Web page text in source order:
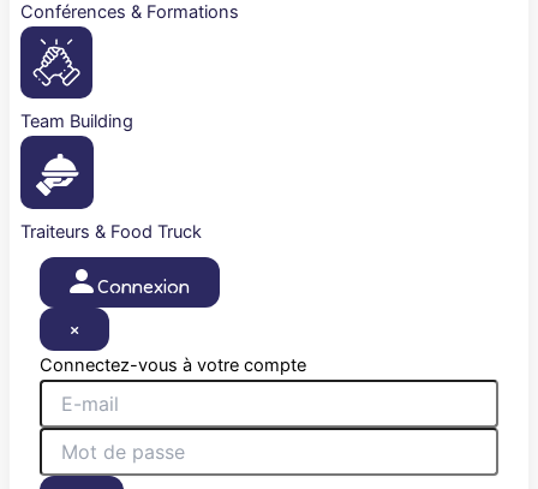
Conférences & Formations
Team Building
Traiteurs & Food Truck
Connexion
×
Connectez-vous à votre compte